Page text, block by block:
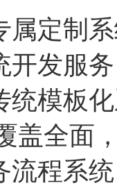
属定制
开发服
统模板
盖全面
流程系